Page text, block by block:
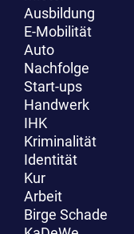
Ausbildung
E-Mobilität
Auto
Nachfolge
Start-ups
Handwerk
IHK
Kriminalität
Identität
Kur
Arbeit
Birge Schade